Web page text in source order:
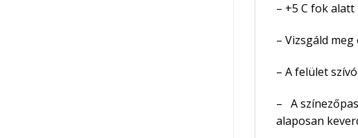
– +5 C fok
– Vizsgáld
– A felület
– A
alaposan